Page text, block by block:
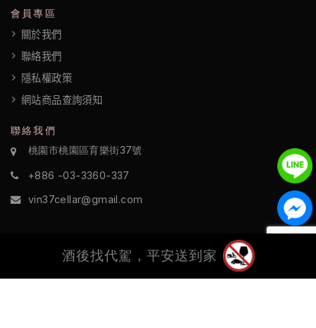
會員專區
關於我們
聯絡我們
隱私權政策
網站商品查詢須知
聯絡我們
桃園市桃園區育樂街37號
+886 -03-3360-337
vin37cellar@gmail.com
©2022 酒訪國際 All Rights Reserved.
酒後找代駕，平安送到家